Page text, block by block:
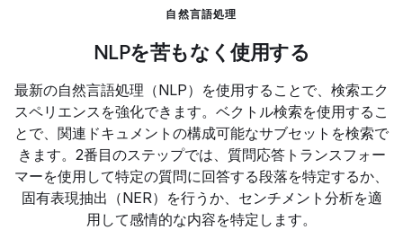
自然言語処理
NLPを苦もなく使用する
最新の自然言語処理（NLP）を使用することで、検索エク
スペリエンスを強化できます。ベクトル検索を使用するこ
とで、関連ドキュメントの構成可能なサブセットを検索で
きます。2番目のステップでは、質問応答トランスフォー
マーを使用して特定の質問に回答する段落を特定するか、
固有表現抽出（NER）を行うか、センチメント分析を適
用して感情的な内容を特定します。